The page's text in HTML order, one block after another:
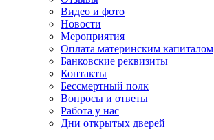
Видео и фото
Новости
Мероприятия
Оплата материнским капиталом
Банковские реквизиты
Контакты
Бессмертный полк
Вопросы и ответы
Работа у нас
Дни открытых дверей